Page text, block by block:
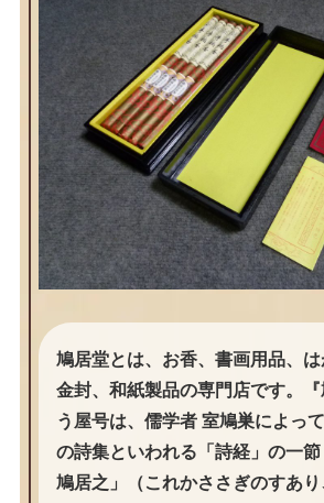
鳩居堂とは、お香、書画用品、は
金封、和紙製品の専門店です。
う屋号は、儒学者 室鳩巣によっ
の詩集といわれる「詩経」の一
鳩居之」（これかささぎのすあり